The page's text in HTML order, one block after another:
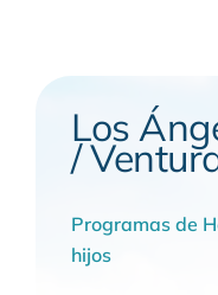
Los
/
Programas de
hijos